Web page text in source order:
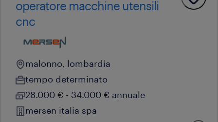
operatore macchine utensili
cnc
malonno, lombardia
tempo determinato
28.000 € - 34.000 € annuale
mersen italia spa